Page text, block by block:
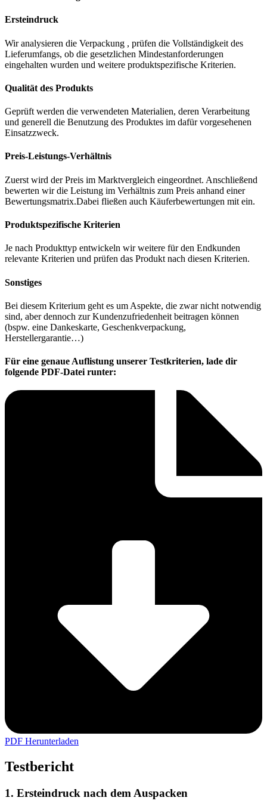
Ersteindruck
Wir analysieren die Verpackung , prüfen die Vollständigkeit des
Lieferumfangs, ob die gesetzlichen Mindestanforderungen
eingehalten wurden und weitere produktspezifische Kriterien.
Qualität des Produkts
Geprüft werden die verwendeten Materialien, deren Verarbeitung
und generell die Benutzung des Produktes im dafür vorgesehenen
Einsatzzweck.
Preis-Leistungs-Verhältnis
Zuerst wird der Preis im Marktvergleich eingeordnet. Anschließend
bewerten wir die Leistung im Verhältnis zum Preis anhand einer
Bewertungsmatrix.Dabei fließen auch Käuferbewertungen mit ein.
Produktspezifische Kriterien
Je nach Produkttyp entwickeln wir weitere für den Endkunden
relevante Kriterien und prüfen das Produkt nach diesen Kriterien.
Sonstiges
Bei diesem Kriterium geht es um Aspekte, die zwar nicht notwendig
sind, aber dennoch zur Kundenzufriedenheit beitragen können
(bspw. eine Dankeskarte, Geschenkverpackung,
Herstellergarantie…)
Für eine genaue Auflistung unserer Testkriterien, lade dir
folgende PDF-Datei runter:
PDF Herunterladen
Testbericht
1. Ersteindruck nach dem Auspacken